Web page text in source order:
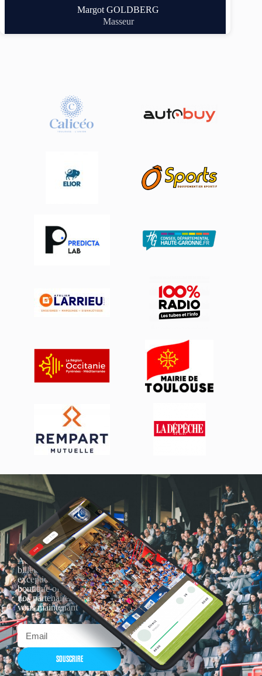
Margot GOLDBERG
Masseur
Actualités, nouveautés,
billetterie, remises
exceptionnelles dans la
boutique officielles & chez
nos partenaires… Inscrivez-
vous maintenant
SOUSCRIRE